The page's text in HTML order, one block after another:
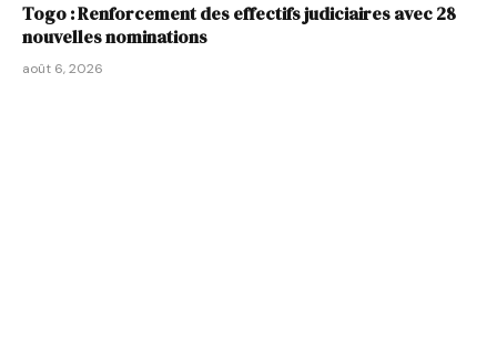
Togo : Renforcement des effectifs judiciaires avec 28
nouvelles nominations
août 6, 2026